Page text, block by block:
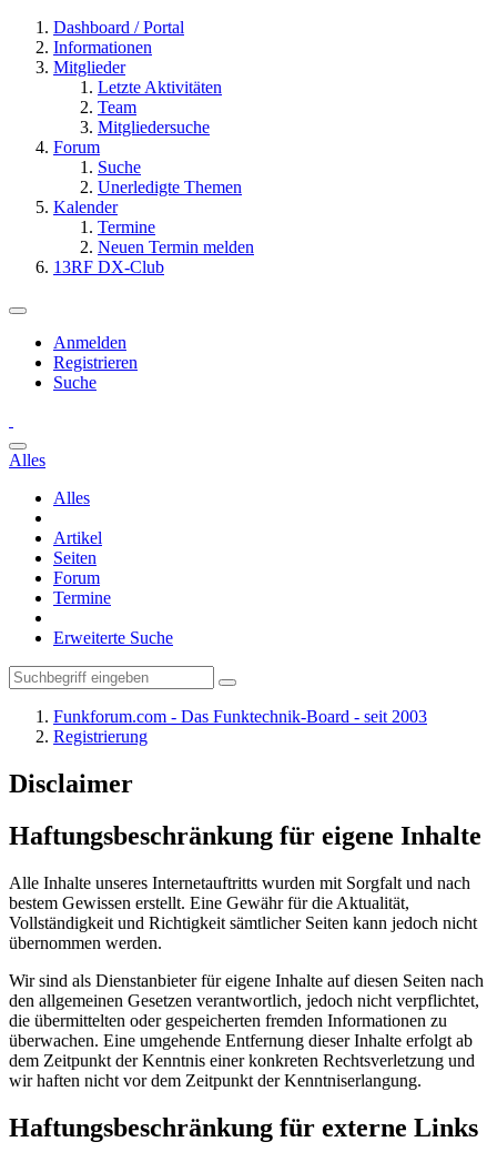
Dashboard / Portal
Informationen
Mitglieder
Letzte Aktivitäten
Team
Mitgliedersuche
Forum
Suche
Unerledigte Themen
Kalender
Termine
Neuen Termin melden
13RF DX-Club
Anmelden
Registrieren
Suche
Alles
Alles
Artikel
Seiten
Forum
Termine
Erweiterte Suche
Funkforum.com - Das Funktechnik-Board - seit 2003
Registrierung
Disclaimer
Haftungsbeschränkung für eigene Inhalte
Alle Inhalte unseres Internetauftritts wurden mit Sorgfalt und nach
bestem Gewissen erstellt. Eine Gewähr für die Aktualität,
Vollständigkeit und Richtigkeit sämtlicher Seiten kann jedoch nicht
übernommen werden.
Wir sind als Dienstanbieter für eigene Inhalte auf diesen Seiten nach
den allgemeinen Gesetzen verantwortlich, jedoch nicht verpflichtet,
die übermittelten oder gespeicherten fremden Informationen zu
überwachen. Eine umgehende Entfernung dieser Inhalte erfolgt ab
dem Zeitpunkt der Kenntnis einer konkreten Rechtsverletzung und
wir haften nicht vor dem Zeitpunkt der Kenntniserlangung.
Haftungsbeschränkung für externe Links